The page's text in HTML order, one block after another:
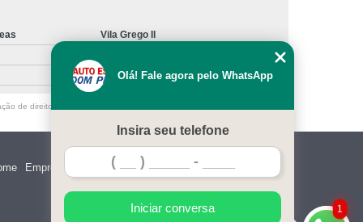
Vila Grego II
de direito autoral – artigo 184 do Código Penal –
Empresa Serviços Contato Mapa do site
1
Olá! Fale agora pelo WhatsApp
Insira seu telefone
Iniciar conversa